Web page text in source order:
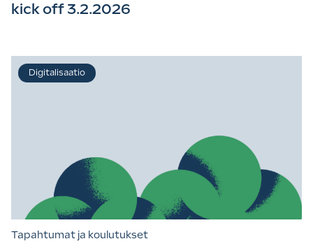
kick off 3.2.2026
Tapahtumat ja koulutukset
Digitalisaatio